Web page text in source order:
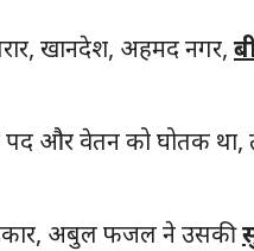
खानदेश, अहमद नगर,
और वेतन को घोतक था,
अबुल फजल ने उसकी